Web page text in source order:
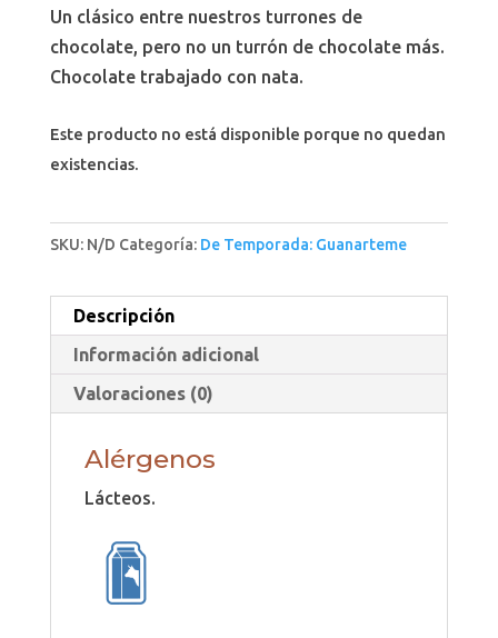
Un clásico entre nuestros turrones de
chocolate, pero no un turrón de chocolate más.
Chocolate trabajado con nata.
Este producto no está disponible porque no quedan
existencias.
SKU: N/D Categoría: De Temporada: Guanarteme
Descripción
Información adicional
Valoraciones (0)
Alérgenos
Lácteos.